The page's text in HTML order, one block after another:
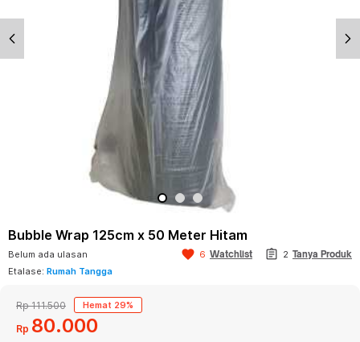
Bubble Wrap 125cm x 50 Meter Hitam
Belum ada ulasan favorite 6 Watchlist assignment 2 Tanya Produk
Etalase: Rumah Tangga
Rp 111.500 Hemat 29%
Rp 80 000